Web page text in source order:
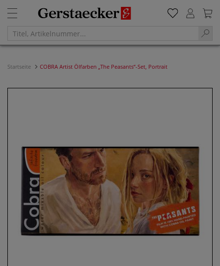
Startseite COBRA Artist Ölfarben „The Peasants“-Set, Portrait